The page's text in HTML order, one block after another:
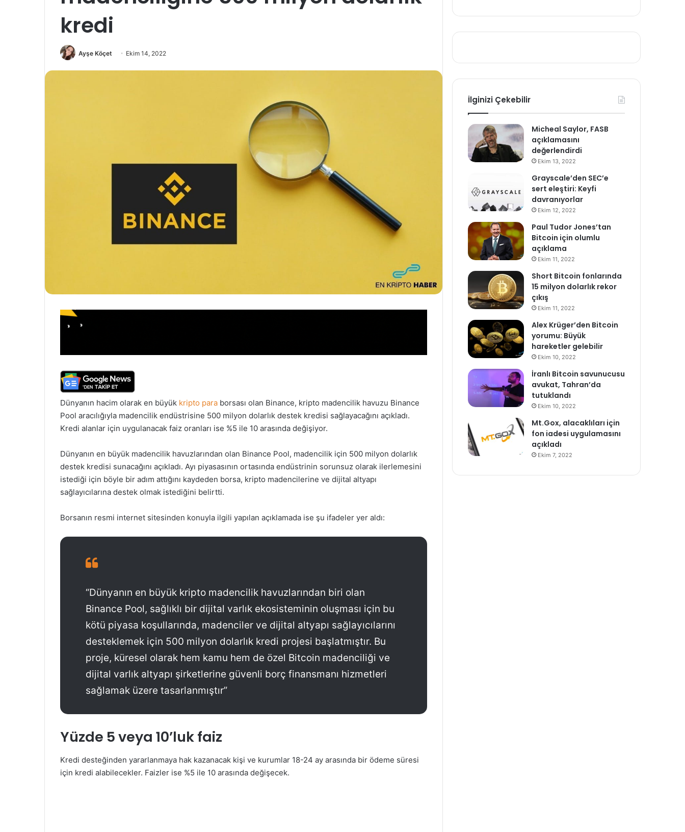
kredi
Ayşe Köçet Ekim 14, 2022
Dünyanın hacim olarak en büyük kripto para borsası olan Binance, kripto madencilik havuzu Binance
Pool aracılığıyla madencilik endüstrisine 500 milyon dolarlık destek kredisi sağlayacağını açıkladı.
Kredi alanlar için uygulanacak faiz oranları ise %5 ile 10 arasında değişiyor.
Dünyanın en büyük madencilik havuzlarından olan Binance Pool, madencilik için 500 milyon dolarlık
destek kredisi sunacağını açıkladı. Ayı piyasasının ortasında endüstrinin sorunsuz olarak ilerlemesini
istediği için böyle bir adım attığını kaydeden borsa, kripto madencilerine ve dijital altyapı
sağlayıcılarına destek olmak istediğini belirtti.
Borsanın resmi internet sitesinden konuyla ilgili yapılan açıklamada ise şu ifadeler yer aldı:
“Dünyanın en büyük kripto madencilik havuzlarından biri olan
Binance Pool, sağlıklı bir dijital varlık ekosisteminin oluşması için bu
kötü piyasa koşullarında, madenciler ve dijital altyapı sağlayıcılarını
desteklemek için 500 milyon dolarlık kredi projesi başlatmıştır. Bu
proje, küresel olarak hem kamu hem de özel Bitcoin madenciliği ve
dijital varlık altyapı şirketlerine güvenli borç finansmanı hizmetleri
sağlamak üzere tasarlanmıştır”
Yüzde 5 veya 10’luk faiz
Kredi desteğinden yararlanmaya hak kazanacak kişi ve kurumlar 18-24 ay arasında bir ödeme süresi
için kredi alabilecekler. Faizler ise %5 ile 10 arasında değişecek.
İlginizi Çekebilir
Micheal Saylor, FASB
açıklamasını
değerlendirdi
Ekim 13, 2022
Grayscale’den SEC’e
sert eleştiri: Keyfi
davranıyorlar
Ekim 12, 2022
Paul Tudor Jones’tan
Bitcoin için olumlu
açıklama
Ekim 11, 2022
Short Bitcoin fonlarında
15 milyon dolarlık rekor
çıkış
Ekim 11, 2022
Alex Krüger’den Bitcoin
yorumu: Büyük
hareketler gelebilir
Ekim 10, 2022
İranlı Bitcoin savunucusu
avukat, Tahran’da
tutuklandı
Ekim 10, 2022
Mt.Gox, alacaklıları için
fon iadesi uygulamasını
açıkladı
Ekim 7, 2022